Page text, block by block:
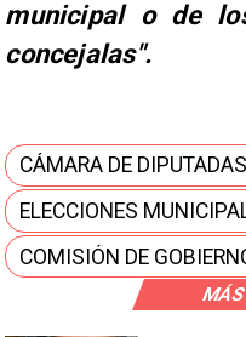
municipal o de
concejalas".
CÁMARA DE
ELECCIONES
COMISIÓN DE